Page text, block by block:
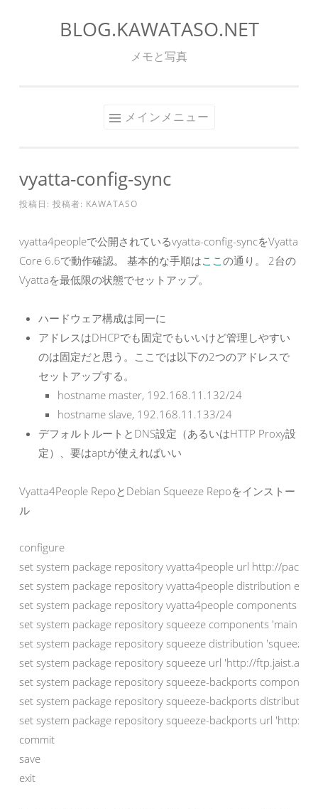
ッ
プ
BLOG.KAWATASO.NET
メモと写真
メインメニュー
vyatta-config-sync
投稿日: 投稿者: KAWATASO
vyatta4peopleで公開されているvyatta-config-syncをVyatta
Core 6.6で動作確認。 基本的な手順はここの通り。 2台の
Vyattaを最低限の状態でセットアップ。
ハードウェア構成は同一に
アドレスはDHCPでも固定でもいいけど管理しやすい
のは固定だと思う。ここでは以下の2つのアドレスで
セットアップする。
hostname master, 192.168.11.132/24
hostname slave, 192.168.11.133/24
デフォルトルートとDNS設定（あるいはHTTP Proxy設
定）、要はaptが使えればいい
Vyatta4People RepoとDebian Squeeze Repoをインストー
ル
configure
set system package repository vyatta4people url http://
set system package repository vyatta4people distribution
set system package repository vyatta4people components
set system package repository squeeze components 'main
set system package repository squeeze distribution 'squeeze'
set system package repository squeeze url 'http://
set system package repository squeeze-backports
set system package repository squeeze-backports
set system package repository squeeze-backports url 'http://
commit
save
exit